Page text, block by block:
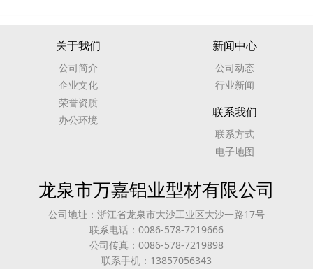
关于我们
公司简介
企业文化
荣誉资质
办公环境
新闻中心
公司动态
行业新闻
联系我们
联系方式
电子地图
龙泉市万嘉铝业型材有限公司
公司地址：浙江省龙泉市大沙工业区大沙一路17号
联系电话：0086-578-7219666
公司传真：0086-578-7219898
联系手机：13857056343